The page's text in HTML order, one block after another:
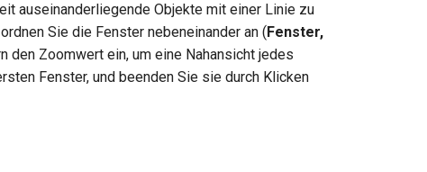
auseinanderliegende Objekte mit einer Linie zu
Sie die Fenster nebeneinander an (Fenster,
den Zoomwert ein, um eine Nahansicht jedes
Fenster, und beenden Sie sie durch Klicken